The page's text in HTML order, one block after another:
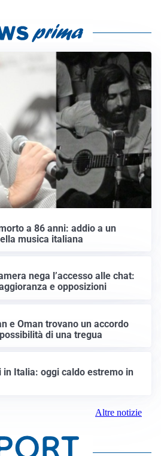
a 86 anni: addio a un
musica italiana
nega l’accesso alle chat:
e opposizioni
e Oman trovano un accordo
di una tregua
in Italia: oggi caldo estremo in
Altre notizie